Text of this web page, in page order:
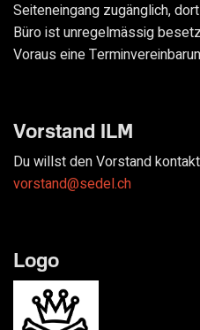
Seiteneingang zugänglich,
Büro ist unregelmässig
Voraus eine
Vorstand ILM
Du willst den Vorstand
vorstand@sedel.ch
Logo